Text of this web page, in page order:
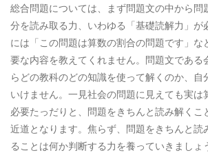
総合問題については、まず問題文の中から問
分を読み取る力、いわゆる「基礎読解力」が
には「この問題は算数の割合の問題です」な
要な内容を教えてくれません。問題文である
らどの教科のどの知識を使って解くのか、自
いけません。一見社会の問題に見えても実は
必要たっだりと、問題をきちんと読み解くこ
近道となります。焦らず、問題をきちんと読
ることは何か判断する力を養っていきましょ